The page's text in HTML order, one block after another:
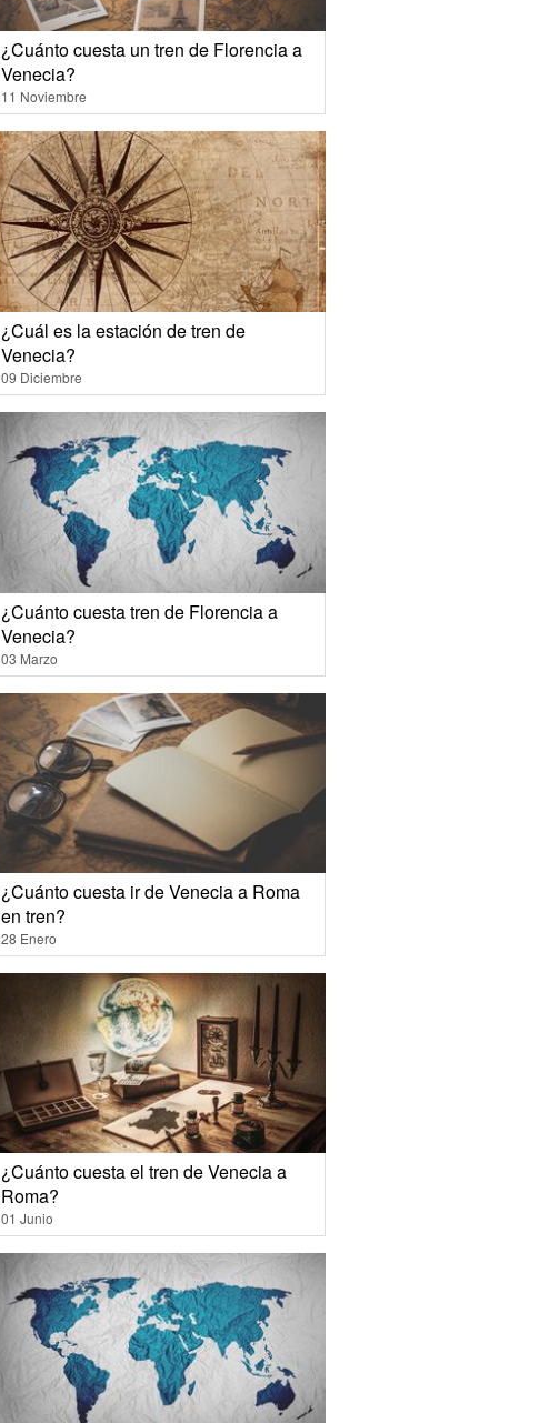
¿Cuánto cuesta un tren de Florencia a
Venecia?
11 Noviembre
¿Cuál es la estación de tren de
Venecia?
09 Diciembre
¿Cuánto cuesta tren de Florencia a
Venecia?
03 Marzo
¿Cuánto cuesta ir de Venecia a Roma
en tren?
28 Enero
¿Cuánto cuesta el tren de Venecia a
Roma?
01 Junio